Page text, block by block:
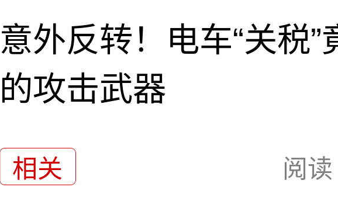
意外反转！电车“关税”
的攻击武器
相关 阅读